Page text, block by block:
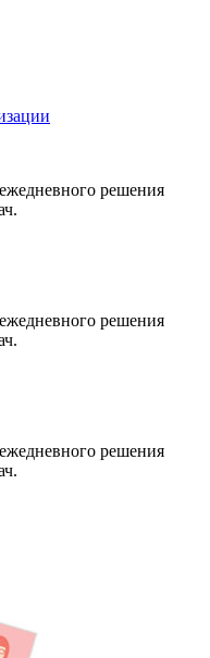
решения
решения
решения